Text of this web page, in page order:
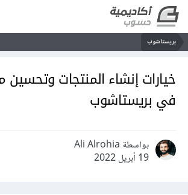
بريستاشوب
خيارات إنشاء المنتجات وتحسين
في بريستاشوب
بواسطة Ali Alrohia
19 أبريل 2022